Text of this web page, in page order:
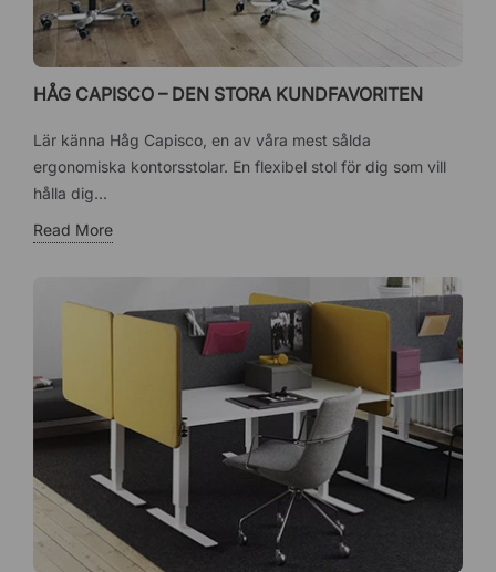
HÅG CAPISCO – DEN STORA KUNDFAVORITEN
Lär känna Håg Capisco, en av våra mest sålda
ergonomiska kontorsstolar. En flexibel stol för dig som vill
hålla dig...
Read More